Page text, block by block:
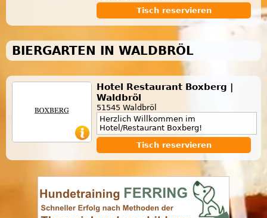
Tisch reservieren
BIERGARTEN IN WALDBRÖL
Hotel Restaurant Boxberg |
Waldbröl
51545 Waldbröl
Herzlich Willkommen im
Hotel/Restaurant Boxberg!
Tisch reservieren